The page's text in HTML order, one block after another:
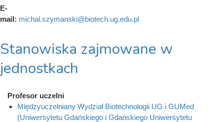
E-
mail: michal.szymanski@biotech.ug.edu.pl
Stanowiska zajmowane w
jednostkach
Profesor uczelni
Międzyuczelniany Wydział Biotechnologii UG i GUMed
(Uniwersytetu Gdańskiego i Gdańskiego Uniwersytetu